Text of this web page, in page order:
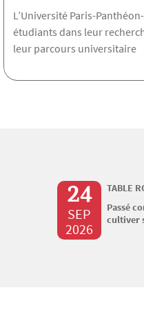
L’Université Paris-
étudiants dans leur
leur parcours universitaire
24
SEP
2026
TABLE
Passé
cultiver